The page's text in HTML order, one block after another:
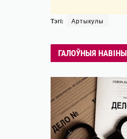
Тэгі: Артыкулы
ГАЛОЎНЫЯ НАВІНЫ